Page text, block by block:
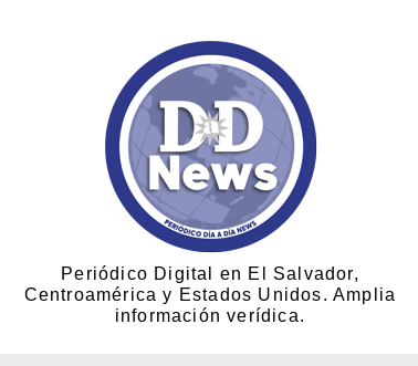
Periódico Digital en El Salvador,
Centroamérica y Estados Unidos. Amplia
información verídica.